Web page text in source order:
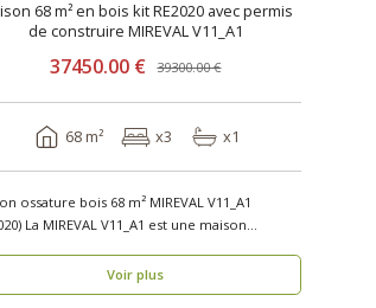
68 m² en bois kit RE2020 avec permis
de construire MIREVAL V11_A1
37450.00 € 39300.00 €
68 m² x3 x1
ossature bois 68 m² MIREVAL V11_A1
est une maison
Voir plus